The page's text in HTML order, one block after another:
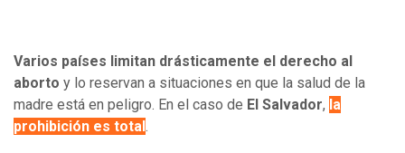
Varios países limitan drásticamente el derecho al
aborto y lo reservan a situaciones en que la salud de la
madre está en peligro. En el caso de El Salvador, la
prohibición es total .